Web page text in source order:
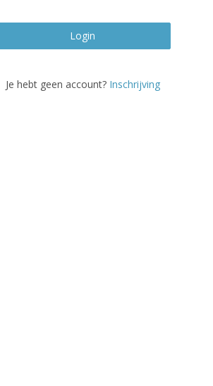
Login
Je hebt geen account? Inschrijving